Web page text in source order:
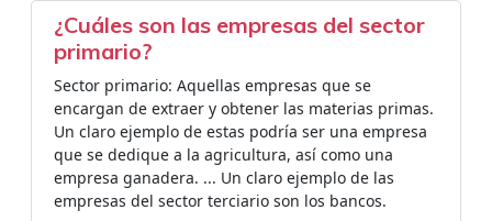
¿Cuáles son las empresas del sector
primario?
Sector primario: Aquellas empresas que se
encargan de extraer y obtener las materias primas.
Un claro ejemplo de estas podría ser una empresa
que se dedique a la agricultura, así como una
empresa ganadera. ... Un claro ejemplo de las
empresas del sector terciario son los bancos.